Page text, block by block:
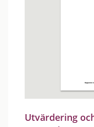
Utvärdering